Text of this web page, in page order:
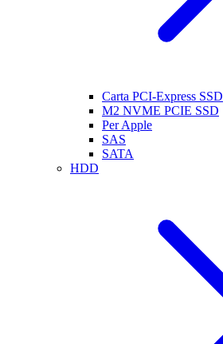
Carta PCI-Express SSD
M2 NVME PCIE SSD
Per Apple
SAS
SATA
HDD